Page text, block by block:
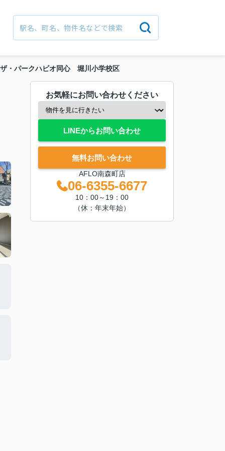
ザ・パークハビオ同心 堀川小学校区
お気軽にお問い合わせください
LINEからお問い合わせ
無料お問い合わせ
AFLO南森町店
06-6355-6677
10：00～19：00
（休：年末年始）